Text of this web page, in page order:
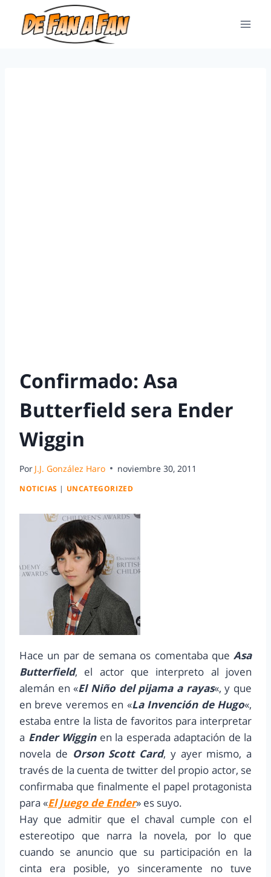
Confirmado: Asa
Butterfield sera Ender
Wiggin
Por J.J. González Haro noviembre 30, 2011
NOTICIAS | UNCATEGORIZED
Hace un par de semana os comentaba que Asa
Butterfield, el actor que interpreto al joven
alemán en «El Niño del pijama a rayas«, y que
en breve veremos en «La Invención de Hugo«,
estaba entre la lista de favoritos para interpretar
a Ender Wigginen la esperada adaptación de la
novela de Orson Scott Card, y ayer mismo, a
través de la cuenta de twitter del propio actor, se
confirmaba que finalmente el papel protagonista
para «El Juego de Ender» es suyo.
Hay que admitir que el chaval cumple con el
estereotipo que narra la novela, por lo que
cuando se anuncio que su participación en la
cinta era posible, yo sinceramente no tuve